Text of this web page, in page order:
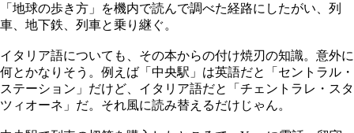
「地球の歩き方」を機内で読んで調べた経路にしたがい、列
車、地下鉄、列車と乗り継ぐ。
イタリア語についても、その本からの付け焼刃の知識。意外に
何とかなりそう。例えば「中央駅」は英語だと「セントラル・
ステーション」だけど、イタリア語だと「チェントラレ・スタ
ツィオーネ」だ。それ風に読み替えるだけじゃん。